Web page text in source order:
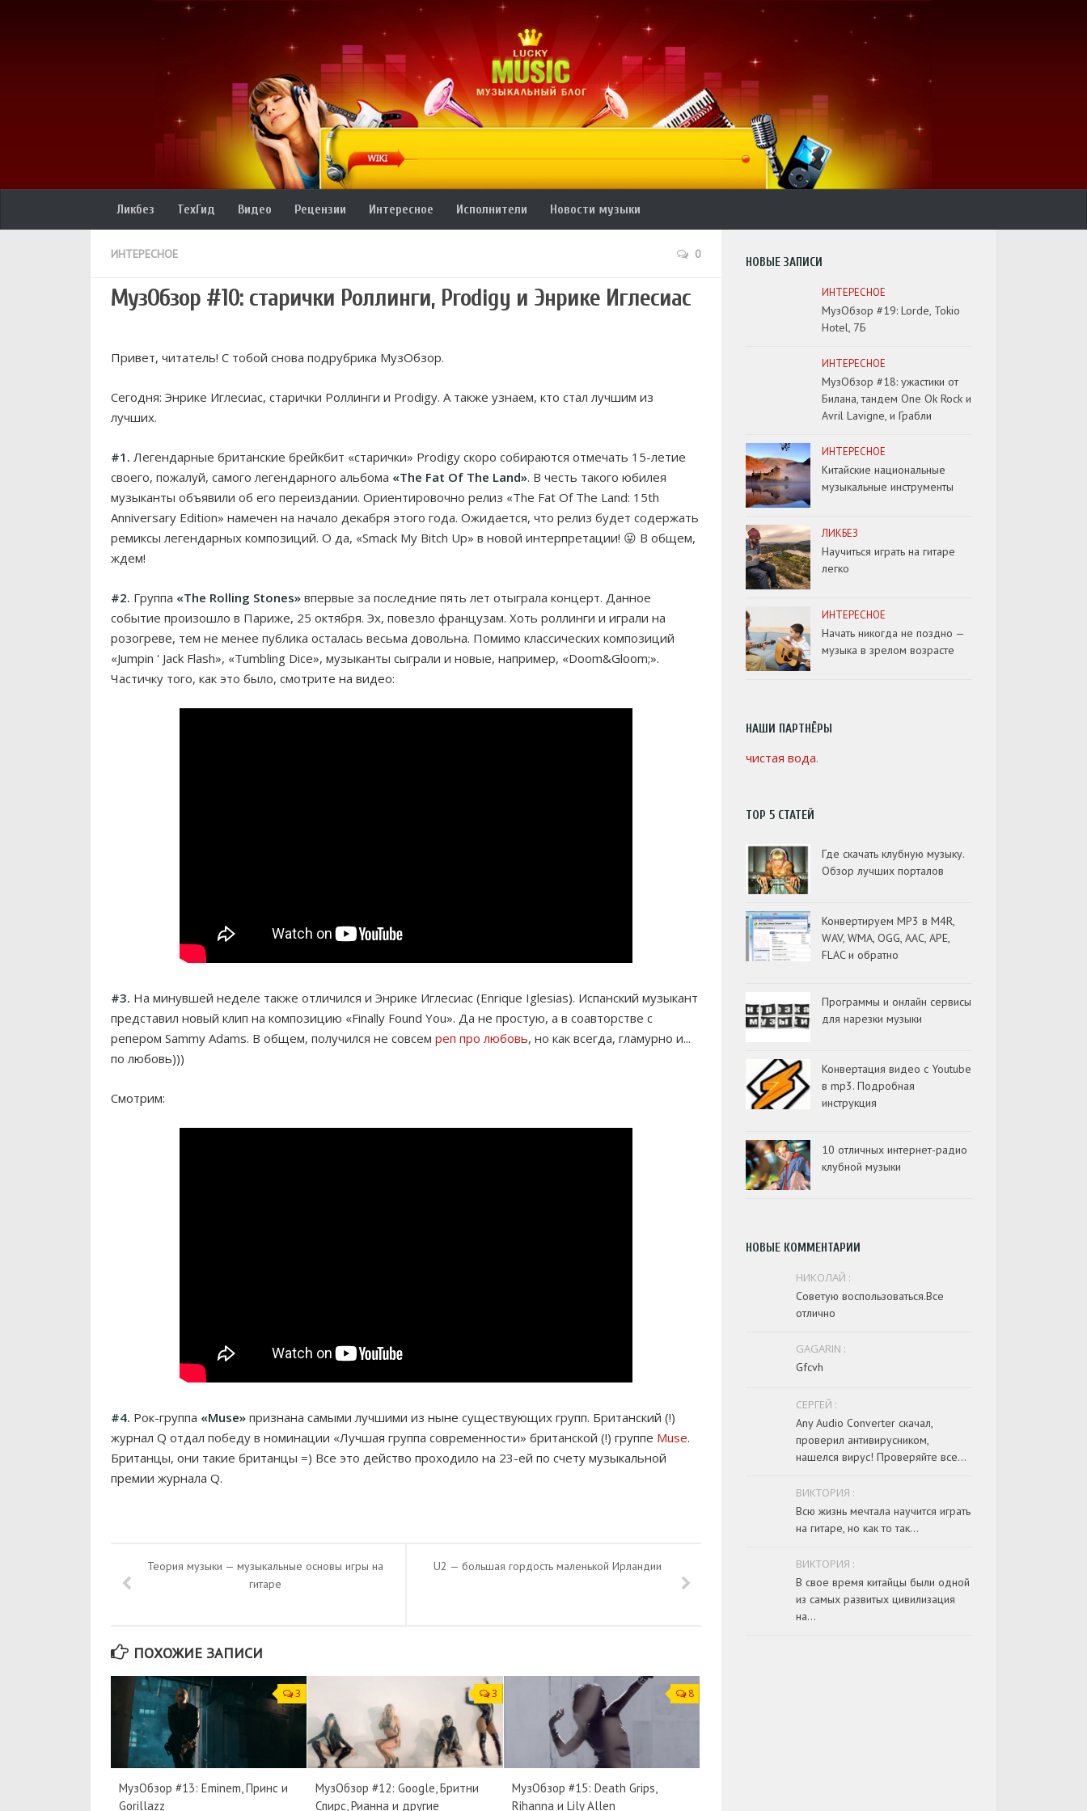
Ликбез ТехГид Видео Рецензии Интересное Исполнители Новости музыки
ИНТЕРЕСНОЕ 0
МузОбзор #10: старички Роллинги, Prodigy и Энрике Иглесиас
Привет, читатель! С тобой снова подрубрика МузОбзор.
Сегодня: Энрике Иглесиас, старички Роллинги и Prodigy. А также узнаем, кто стал лучшим из
лучших.
#1. Легендарные британские брейкбит «старички» Prodigy скоро собираются отмечать 15-летие
своего, пожалуй, самого легендарного альбома «The Fat Of The Land». В честь такого юбилея
музыканты объявили об его переиздании. Ориентировочно релиз «The Fat Of The Land: 15th
Anniversary Edition» намечен на начало декабря этого года. Ожидается, что релиз будет содержать
ремиксы легендарных композиций. О да, «Smack My Bitch Up» в новой интерпретации! 😛 В общем,
ждем!
#2. Группа «The Rolling Stones» впервые за последние пять лет отыграла концерт. Данное
событие произошло в Париже, 25 октября. Эх, повезло французам. Хоть роллинги и играли на
розогреве, тем не менее публика осталась весьма довольна. Помимо классических композиций
«Jumpin ' Jack Flash», «Tumbling Dice», музыканты сыграли и новые, например, «Doom&Gloom;».
Частичку того, как это было, смотрите на видео:
#3. На минувшей неделе также отличился и Энрике Иглесиас (Enrique Iglesias). Испанский музыкант
представил новый клип на композицию «Finally Found You». Да не простую, а в соавторстве с
репером Sammy Adams. В общем, получился не совсем реп про любовь, но как всегда, гламурно и...
по любовь)))
Смотрим:
#4. Рок-группа «Muse» признана самыми лучшими из ныне существующих групп. Британский (!)
журнал Q отдал победу в номинации «Лучшая группа современности» британской (!) группе Muse.
Британцы, они такие британцы =) Все это действо проходило на 23-ей по счету музыкальной
премии журнала Q.
U2 — большая гордость маленькой Ирландии
Теория музыки — музыкальные основы игры на
гитаре
ПОХОЖИЕ ЗАПИСИ
3
МузОбзор #13: Eminem, Принс и
Gorillazz
3
МузОбзор #12: Google, Бритни
Спирс, Рианна и другие
8
МузОбзор #15: Death Grips,
Rihanna и Lily Allen
НОВЫЕ ЗАПИСИ
ИНТЕРЕСНОЕ
МузОбзор #19: Lorde, Tokio
Hotel, 7Б
ИНТЕРЕСНОЕ
МузОбзор #18: ужастики от
Билана, тандем One Ok Rock и
Avril Lavigne, и Грабли
ИНТЕРЕСНОЕ
Китайские национальные
музыкальные инструменты
ЛИКБЕЗ
Научиться играть на гитаре
легко
ИНТЕРЕСНОЕ
Начать никогда не поздно —
музыка в зрелом возрасте
НАШИ ПАРТНЁРЫ
чистая вода.
TOP 5 СТАТЕЙ
Где скачать клубную музыку.
Обзор лучших порталов
Конвертируем MP3 в M4R,
WAV, WMA, OGG, AAC, APE,
FLAC и обратно
Программы и онлайн сервисы
для нарезки музыки
Конвертация видео с Youtube
в mp3. Подробная
инструкция
10 отличных интернет-радио
клубной музыки
НОВЫЕ КОММЕНТАРИИ
НИКОЛАЙ :
Советую воспользоваться.Все
отлично
GAGARIN :
Gfcvh
СЕРГЕЙ :
Any Audio Converter скачал,
проверил антивирусником,
нашелся вирус! Проверяйте все...
ВИКТОРИЯ :
Всю жизнь мечтала научится играть
на гитаре, но как то так...
ВИКТОРИЯ :
В свое время китайцы были одной
из самых развитых цивилизация
на...